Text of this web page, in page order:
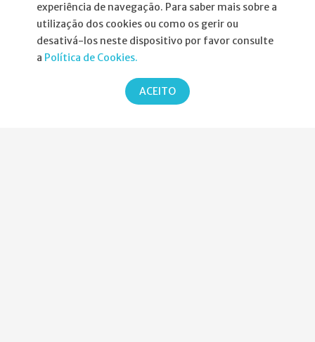
experiência de navegação. Para saber mais sobre a
utilização dos cookies ou como os gerir ou
desativá-los neste dispositivo por favor consulte
a Política de Cookies.
ACEITO
Informações
Atribuição da Bolsa SPND